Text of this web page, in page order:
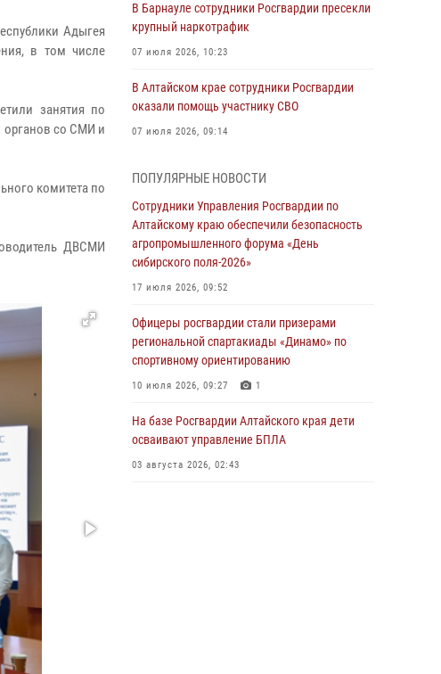
Адыгея
в том числе
занятия по
органов со СМИ и
комитета по
ДВСМИ
В Барнауле сотрудники Росгвардии пресекли
крупный наркотрафик
07 июля 2026, 10:23
В Алтайском крае сотрудники Росгвардии
оказали помощь участнику СВО
07 июля 2026, 09:14
бойцы ОМОН «Алтай» провели военно-
патриотическое мероприятие для детей в
лагере «Звёздный»
05 июля 2026, 11:13
Росгвардия Алтайского края приняла участие
храбрости»
04 июля 2026, 11:09
Сотрудники Росгвардии провели встречу с
«Каникулы с Росгвардией»
03 июля 2026, 04:03
ПОПУЛЯРНЫЕ НОВОСТИ
Сотрудники Управления Росгвардии по
Алтайскому краю обеспечили безопасность
агропромышленного форума «День
сибирского поля-2026»
17 июля 2026, 09:52
Офицеры росгвардии стали призерами
региональной спартакиады «Динамо» по
спортивному ориентированию
10 июля 2026, 09:27 1
На базе Росгвардии Алтайского края дети
осваивают управление БПЛА
03 августа 2026, 02:43